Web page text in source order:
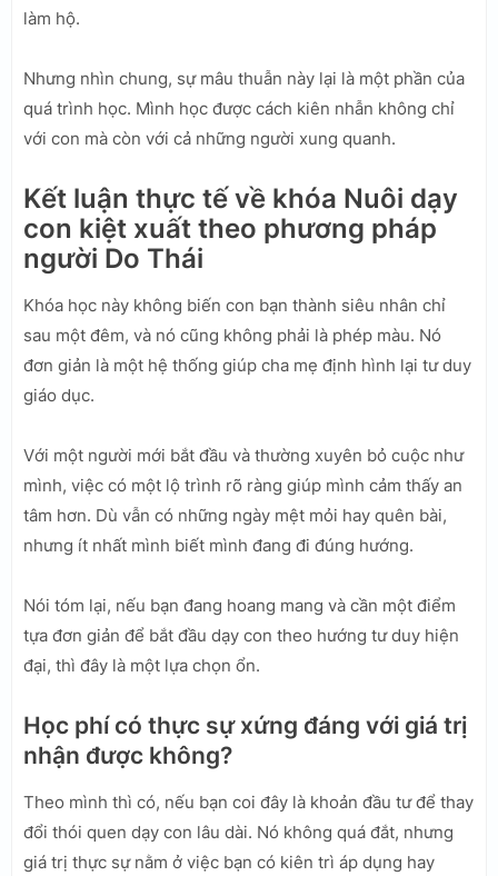
làm hộ.
Nhưng nhìn chung, sự mâu thuẫn này lại là một phần của
quá trình học. Mình học được cách kiên nhẫn không chỉ
với con mà còn với cả những người xung quanh.
Kết luận thực tế về khóa Nuôi dạy
con kiệt xuất theo phương pháp
người Do Thái
Khóa học này không biến con bạn thành siêu nhân chỉ
sau một đêm, và nó cũng không phải là phép màu. Nó
đơn giản là một hệ thống giúp cha mẹ định hình lại tư duy
giáo dục.
Với một người mới bắt đầu và thường xuyên bỏ cuộc như
mình, việc có một lộ trình rõ ràng giúp mình cảm thấy an
tâm hơn. Dù vẫn có những ngày mệt mỏi hay quên bài,
nhưng ít nhất mình biết mình đang đi đúng hướng.
Nói tóm lại, nếu bạn đang hoang mang và cần một điểm
tựa đơn giản để bắt đầu dạy con theo hướng tư duy hiện
đại, thì đây là một lựa chọn ổn.
Học phí có thực sự xứng đáng với giá trị
nhận được không?
Theo mình thì có, nếu bạn coi đây là khoản đầu tư để thay
đổi thói quen dạy con lâu dài. Nó không quá đắt, nhưng
giá trị thực sự nằm ở việc bạn có kiên trì áp dụng hay